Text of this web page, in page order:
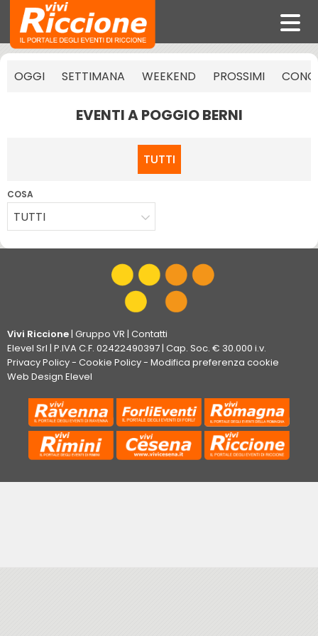
OGGI SETTIMANA WEEKEND PROSSIMI
EVENTI A POGGIO BERNI
TUTTI
COSA
TUTTI
Vivi Riccione| Gruppo VR | Contatti
Elevel Srl | P.IVA C.F. 02422490397 | Cap. Soc. € 30.000 i.v.
Privacy Policy- Cookie Policy- Modifica preferenza cookie
Web Design Elevel